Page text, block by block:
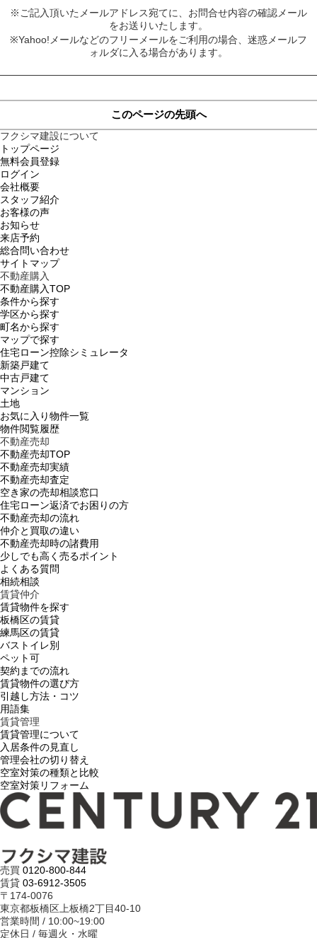
※ご記入頂いたメールアドレス宛てに、お問合せ内容の確認メール
をお送りいたします。
※Yahoo!メールなどのフリーメールをご利用の場合、迷惑メールフ
ォルダに入る場合があります。
このページの先頭へ
フクシマ建設について
トップページ
無料会員登録
ログイン
会社概要
スタッフ紹介
お客様の声
お知らせ
来店予約
総合問い合わせ
サイトマップ
不動産購入
不動産購入TOP
条件から探す
学区から探す
町名から探す
マップで探す
住宅ローン控除シミュレータ
新築戸建て
中古戸建て
マンション
土地
お気に入り物件一覧
物件閲覧履歴
不動産売却
不動産売却TOP
不動産売却実績
不動産売却査定
空き家の売却相談窓口
住宅ローン返済でお困りの方
不動産売却の流れ
仲介と買取の違い
不動産売却時の諸費用
少しでも高く売るポイント
よくある質問
相続相談
賃貸仲介
賃貸物件を探す
板橋区の賃貸
練馬区の賃貸
バストイレ別
ペット可
契約までの流れ
賃貸物件の選び方
引越し方法・コツ
用語集
賃貸管理
賃貸管理について
入居条件の見直し
管理会社の切り替え
空室対策の種類と比較
空室対策リフォーム
売買 0120-800-844
賃貸 03-6912-3505
〒174-0076
東京都板橋区上板橋2丁目40-10
営業時間 / 10:00~19:00
定休日 / 毎週火・水曜